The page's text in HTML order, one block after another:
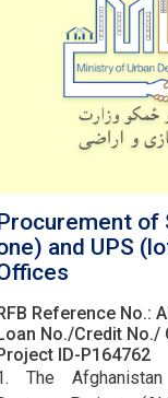
of
and UPS
Reference No.:
No./Credit No./
ID-P164762
The